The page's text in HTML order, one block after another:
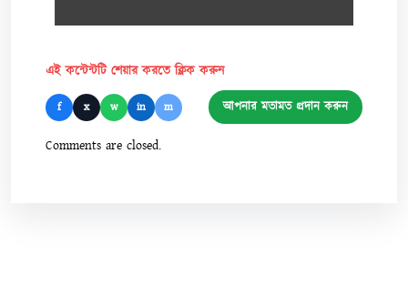
এই কন্টেন্টটি শেয়ার করতে ক্লিক করুন
f x w in m আপনার মতামত প্রদান করুন
Comments are closed.